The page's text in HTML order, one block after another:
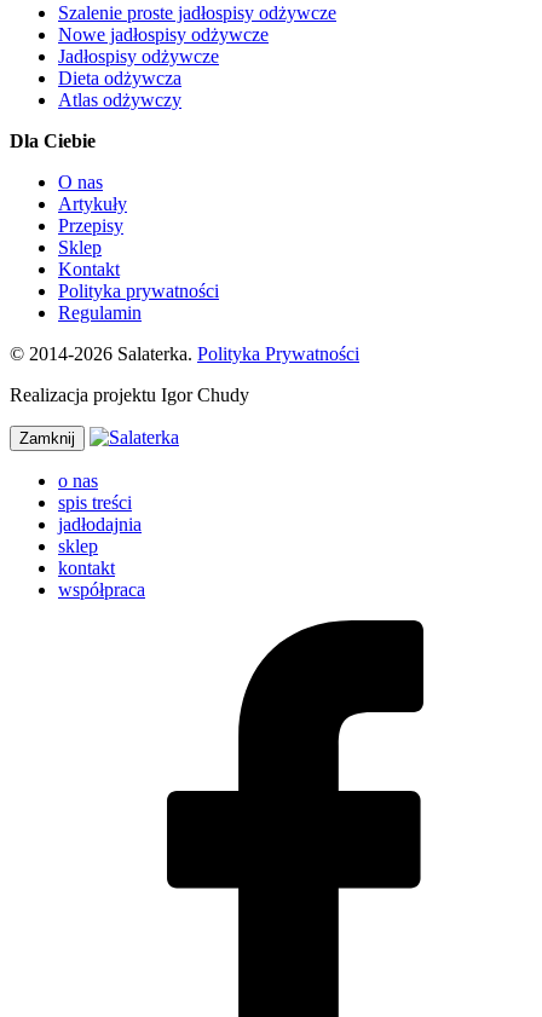
Szalenie proste jadłospisy odżywcze
Nowe jadłospisy odżywcze
Jadłospisy odżywcze
Dieta odżywcza
Atlas odżywczy
Dla Ciebie
O nas
Artykuły
Przepisy
Sklep
Kontakt
Polityka prywatności
Regulamin
© 2014-2026 Salaterka. Polityka Prywatności
Realizacja projektu Igor Chudy
Zamknij
o nas
spis treści
jadłodajnia
sklep
kontakt
współpraca